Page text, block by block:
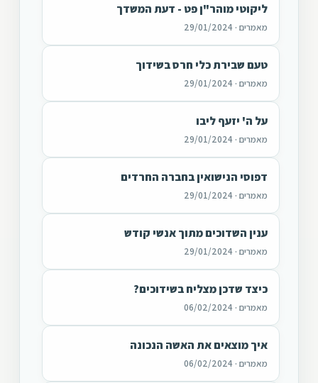
ליקוטי מוהר"ן פט - דעת המשדך
מאמרים · 29/01/2024
טעם שבירת כלי חרס בשידוך
מאמרים · 29/01/2024
על ה' יזעף ליבו
מאמרים · 29/01/2024
דפוסי הנישואין בחברה החרדים
מאמרים · 29/01/2024
ענין השדוכים מתוך אנשי קודש
מאמרים · 29/01/2024
כיצד שדכן מצליח בשידוכים?
מאמרים · 06/02/2024
איך מוצאים את האשה הנכונה
מאמרים · 06/02/2024